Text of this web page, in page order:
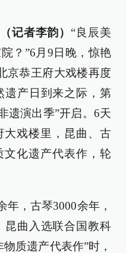
记者李韵） “良辰美
？”6月9日晚，惊艳
京恭王府大戏楼再度
遗产日到来之际，第
遗演出季”开启。6天
大戏楼里，昆曲、古
化遗产代表作，轮
年，古琴3000余年，
昆曲入选联合国教科
质遗产代表作”时，